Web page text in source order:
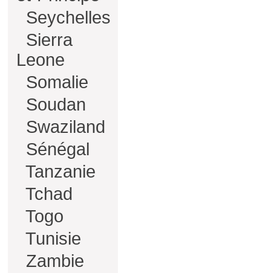
Seychelles
Sierra
Leone
Somalie
Soudan
Swaziland
Sénégal
Tanzanie
Tchad
Togo
Tunisie
Zambie